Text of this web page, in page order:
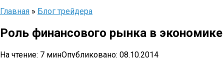
Главная » Блог трейдера
Роль финансового рынка в экономике
На чтение: 7 минОпубликовано: 08.10.2014